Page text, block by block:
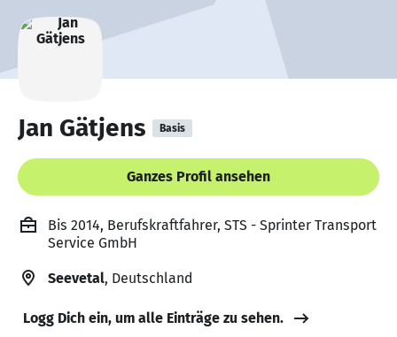
Jan Gätjens Basis
Ganzes Profil ansehen
Bis 2014, Berufskraftfahrer, STS - Sprinter Transport
Service GmbH
Seevetal, Deutschland
Logg Dich ein, um alle Einträge zu sehen.